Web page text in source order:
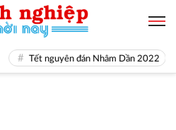
Tết nguyên đán Nhâm Dần 2022